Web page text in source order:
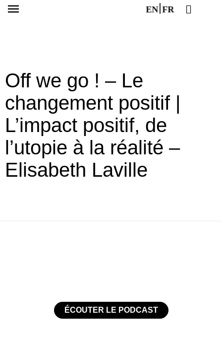
EN FR
Off we go ! – Le
changement positif |
L’impact positif, de
l’utopie à la réalité –
Elisabeth Laville
ÉCOUTER LE PODCAST